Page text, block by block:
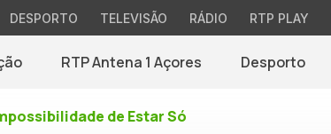
DESPORTO TELEVISÃO RÁDIO RTP PLAY
RTP Antena 1 Açores Desporto
de Estar Só